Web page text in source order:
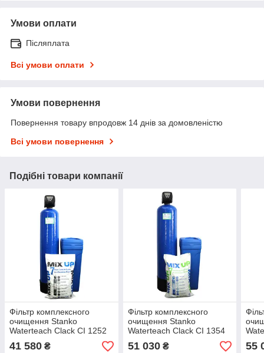
Умови оплати
Післяплата
Всі умови оплати
Умови повернення
Повернення товару впродовж 14 днів за домовленістю
Всі умови повернення
Подібні товари компанії
Фільтр комплексного
очищення Stanko
Waterteach Clack CI 1252
MIX
41 580 ₴
Фільтр комплексного
очищення Stanko
Waterteach Clack CI 1354
MIX FE+
51 030₴
MIX
55